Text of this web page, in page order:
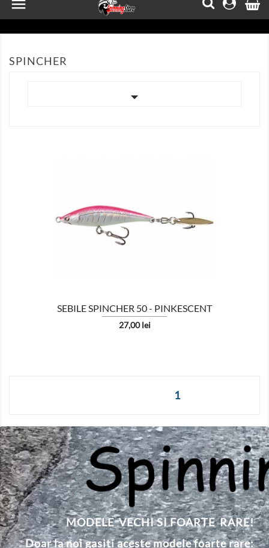

SPINCHER

SEBILE SPINCHER 50 - PINKESCENT
Pret
27,00 lei
AFISEAZA
1
MODELE VECHI SI FOARTE RARE!
Doar la noi gasiti aceste modele foarte rare: